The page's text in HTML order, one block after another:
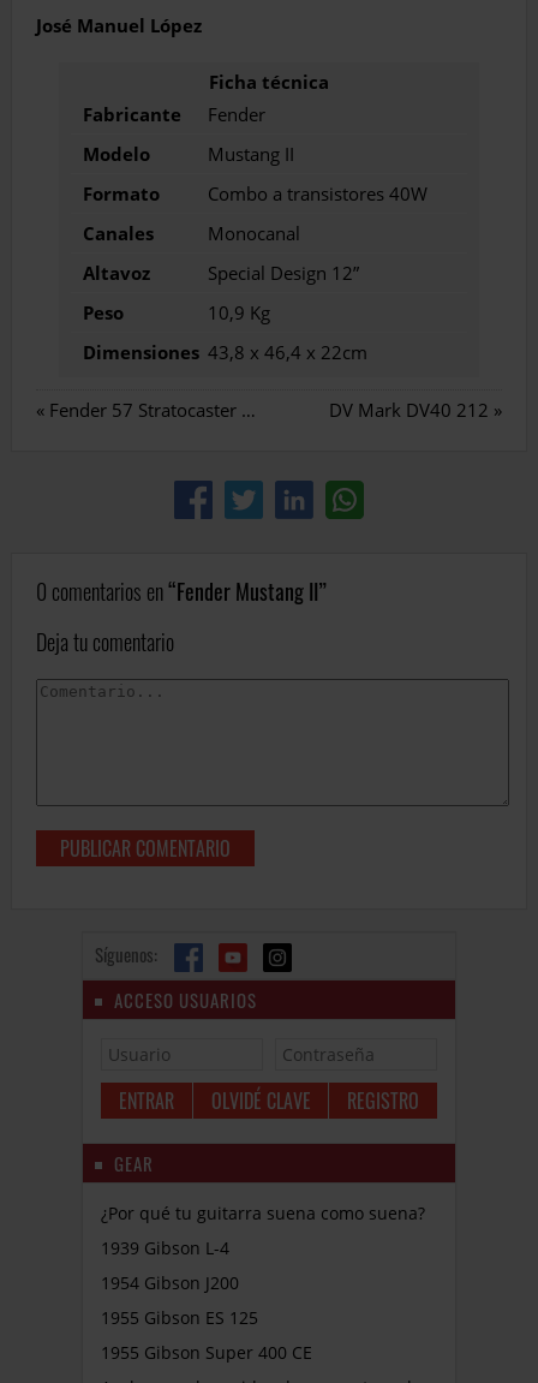
José Manuel López
Fabricante
Fender
Modelo
Mustang II
Formato
Combo a transistores 40W
Canales
Monocanal
Altavoz
Special Design 12”
Peso
10,9 Kg
Dimensiones 43,8 x 46,4 x 22cm
« Fender 57 Stratocaster Custom Shop Relic DV Mark DV40 212 »
0 comentarios en Fender Mustang II
Deja tu comentario
Síguenos:
ACCESO USUARIOS
OLVIDÉ CLAVE REGISTRO
GEAR
¿Por qué tu guitarra suena como suena?
1939 Gibson L-4
1954 Gibson J200
1955 Gibson ES 125
1955 Gibson Super 400 CE